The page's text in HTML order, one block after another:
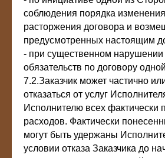
соблюдения порядка
расторжения договора и
предусмотренных настоящим
- при существенном нарушении
обязательств по договору
7.2.Заказчик может частично
отказаться от услуг
Исполнителю всех фактически
расходов. Фактически
могут быть удержаны
условии отказа Заказчика до